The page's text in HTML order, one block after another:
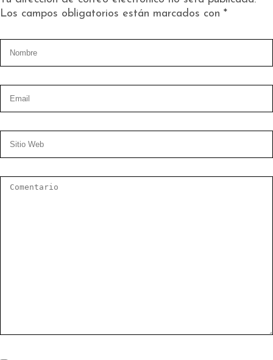
Los campos obligatorios están marcados con *